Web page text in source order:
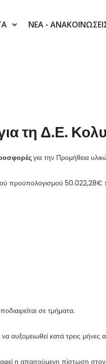
ΝΕΑ -
τη Δ.Ε.
για την Προμήθεια
προϋπολογισμού
σε τμήματα.
κατά τρεις μήνες
πίστωση στον